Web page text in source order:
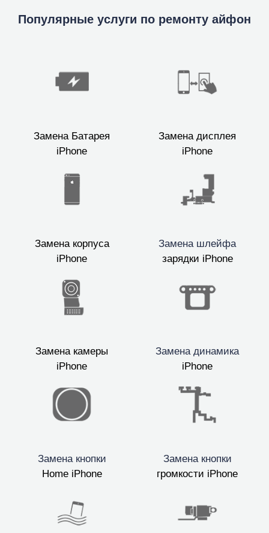
Популярные услуги по ремонту айфон
Замена Батарея
iPhone
Замена дисплея
iPhone
Замена корпуса
iPhone
Замена шлейфа
зарядки iPhone
Замена камеры
iPhone
Замена динамика
iPhone
Замена кнопки
Home iPhone
Замена кнопки
громкости iPhone